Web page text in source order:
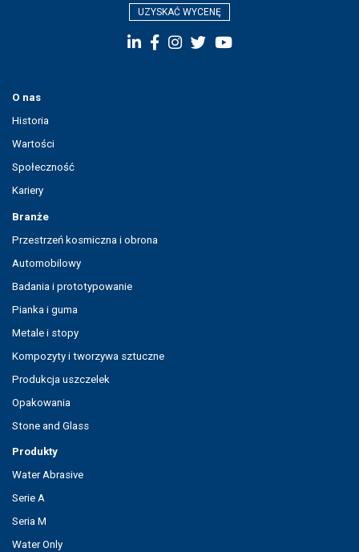
UZYSKAĆ WYCENĘ
O nas
Historia
Wartości
Społeczność
Kariery
Branże
Przestrzeń kosmiczna i obrona
Automobilowy
Badania i prototypowanie
Pianka i guma
Metale i stopy
Kompozyty i tworzywa sztuczne
Produkcja uszczelek
Opakowania
Stone and Glass
Produkty
Water Abrasive
Serie A
Seria M
Water Only